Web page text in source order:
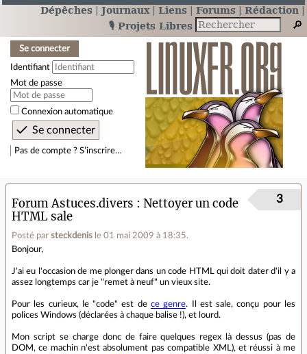
Dépêches Journaux Liens Forums
Rédaction
🎙️ Projets Libres
Se connecter
Identifiant
Mot de passe
Connexion automatique
Pas de compte ? S’inscrire…
Forum Astuces.divers
Nettoyer un code
HTML sale
Posté par steckdenis le 01 mai 2009 à 18:35.
3
Bonjour,
J'ai eu l'occasion de me plonger dans un code HTML qui doit dater d'il y a
assez longtemps car je "remet à neuf" un vieux site.
Pour les curieux, le "code" est de ce genre. Il est sale, conçu pour les
polices Windows (déclarées à chaque balise !), et lourd.
Mon script se charge donc de faire quelques regex là dessus (pas de
DOM, ce machin n'est absolument pas compatible XML), et réussi à me